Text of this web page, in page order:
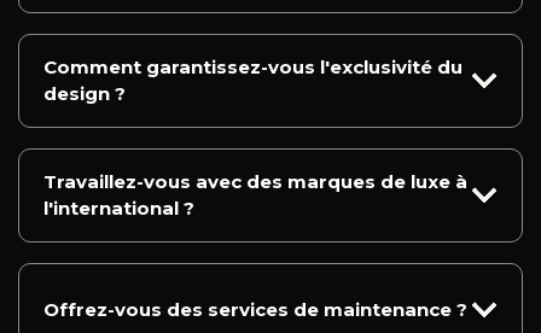
Comment garantissez-vous l'exclusivité du
design ?
Travaillez-vous avec des marques de luxe à
l'international ?
Offrez-vous des services de maintenance ?